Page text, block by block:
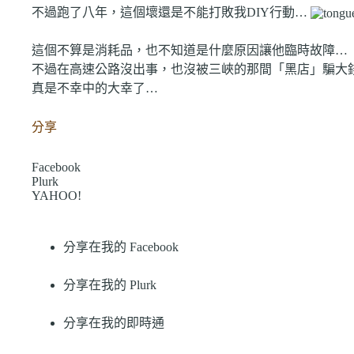
不過跑了八年，這個壞還是不能打敗我DIY行動…
這個不算是消耗品，也不知道是什麼原因讓他臨時故障…
不過在高速公路沒出事，也沒被三峽的那間「黑店」騙
真是不幸中的大幸了…
分享
Facebook
Plurk
YAHOO!
分享在我的 Facebook
分享在我的 Plurk
分享在我的即時通